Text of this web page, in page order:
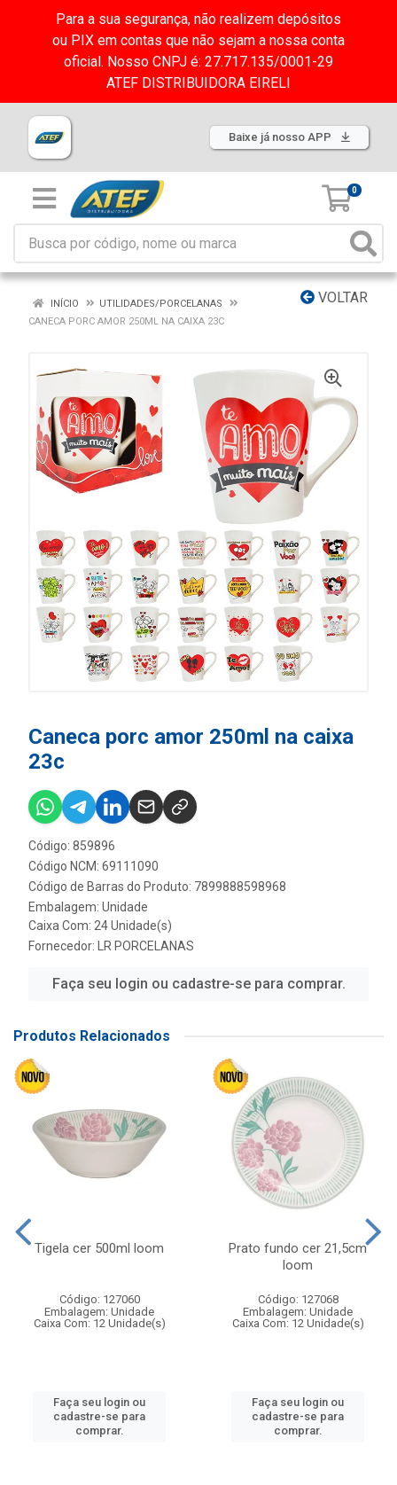
Para a sua segurança, não realizem depósitos
ou PIX em contas que não sejam a nossa conta
oficial. Nosso CNPJ é: 27.717.135/0001-29
ATEF DISTRIBUIDORA EIRELI
Baixe já nosso APP
0
VOLTAR
INÍCIO
UTILIDADES/PORCELANAS
CANECA PORC AMOR 250ML NA CAIXA 23C
Caneca porc amor 250ml na caixa
23c
Código: 859896
Código NCM: 69111090
Código de Barras do Produto: 7899888598968
Embalagem: Unidade
Caixa Com: 24 Unidade(s)
Fornecedor:
LR PORCELANAS
Faça seu login ou cadastre-se para comprar.
Produtos Relacionados
Tigela cer 500ml loom
Código: 127060
Embalagem: Unidade
Caixa Com: 12 Unidade(s)
Faça seu login ou
cadastre-se para
comprar.
Prato fundo cer 21,5cm
loom
Código: 127068
Embalagem: Unidade
Caixa Com: 12 Unidade(s)
Faça seu login ou
cadastre-se para
comprar.